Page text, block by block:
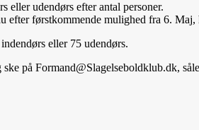
eller udendørs efter antal personer.
førstkommende mulighed fra 6.
eller 75 udendørs.
på Formand@Slagelseboldklub.dk,